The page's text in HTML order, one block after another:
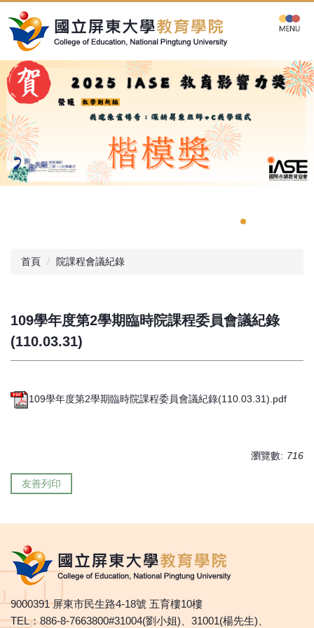
到
主
內
容
區
首頁 院課程會議紀錄
109學年度第2學期臨時院課程委員會議紀錄
(110.03.31)
109學年度第2學期臨時院課程委員會議紀錄(110.03.31).pdf
瀏覽數: 716
友善列印
9000391 屏東市民生路4-18號 五育樓10樓
TEL：886-8-7663800#31004(劉小姐)、31001(楊先生)、